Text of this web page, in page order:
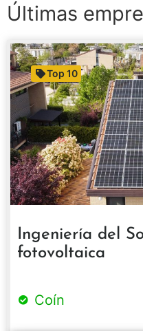
Últimas
Top 10
Ingeniería del
fotovoltaica
Coín